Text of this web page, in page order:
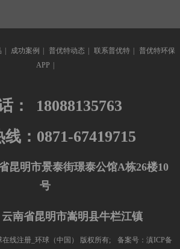
成功案例 普优特动态 联系普优特
普优特环保
APP
：
18088135763
：0871-67419715
昆明市景泰街璟泰公馆A栋26楼10
号
南省昆明市嵩明县牛栏江镇
在线注册_环球（中国） 版权所有; 备案号：滇ICP备